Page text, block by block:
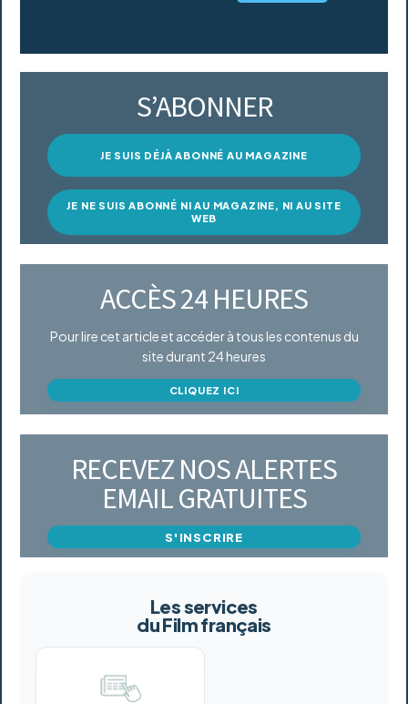
S’ABONNER
JE SUIS DÉJÀ ABONNÉ AU MAGAZINE
JE NE SUIS ABONNÉ NI AU MAGAZINE, NI AU SITE
WEB
ACCÈS 24 HEURES
Pour lire cet article et accéder à tous les contenus du
site durant 24 heures
CLIQUEZ ICI
RECEVEZ NOS ALERTES
EMAIL GRATUITES
S'INSCRIRE
Les services
du Film français